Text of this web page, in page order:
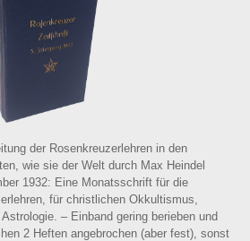
der Rosenkreuzerlehren in den
wie sie der Welt durch Max Heindel
1932: Eine Monatsschrift für die
für christlichen Okkultismus,
– Einband gering berieben und
2 Heften angebrochen (aber fest), sonst